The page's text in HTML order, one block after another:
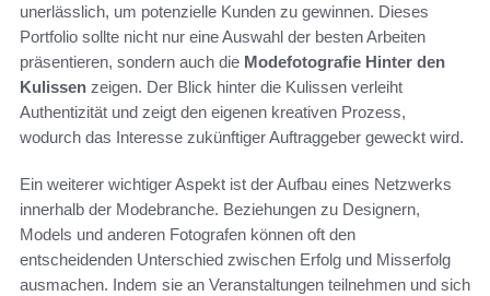
unerlässlich, um potenzielle Kunden zu gewinnen. Dieses
Portfolio sollte nicht nur eine Auswahl der besten Arbeiten
präsentieren, sondern auch die Modefotografie Hinter den
Kulissen zeigen. Der Blick hinter die Kulissen verleiht
Authentizität und zeigt den eigenen kreativen Prozess,
wodurch das Interesse zukünftiger Auftraggeber geweckt wird.
Ein weiterer wichtiger Aspekt ist der Aufbau eines Netzwerks
innerhalb der Modebranche. Beziehungen zu Designern,
Models und anderen Fotografen können oft den
entscheidenden Unterschied zwischen Erfolg und Misserfolg
ausmachen. Indem sie an Veranstaltungen teilnehmen und sich